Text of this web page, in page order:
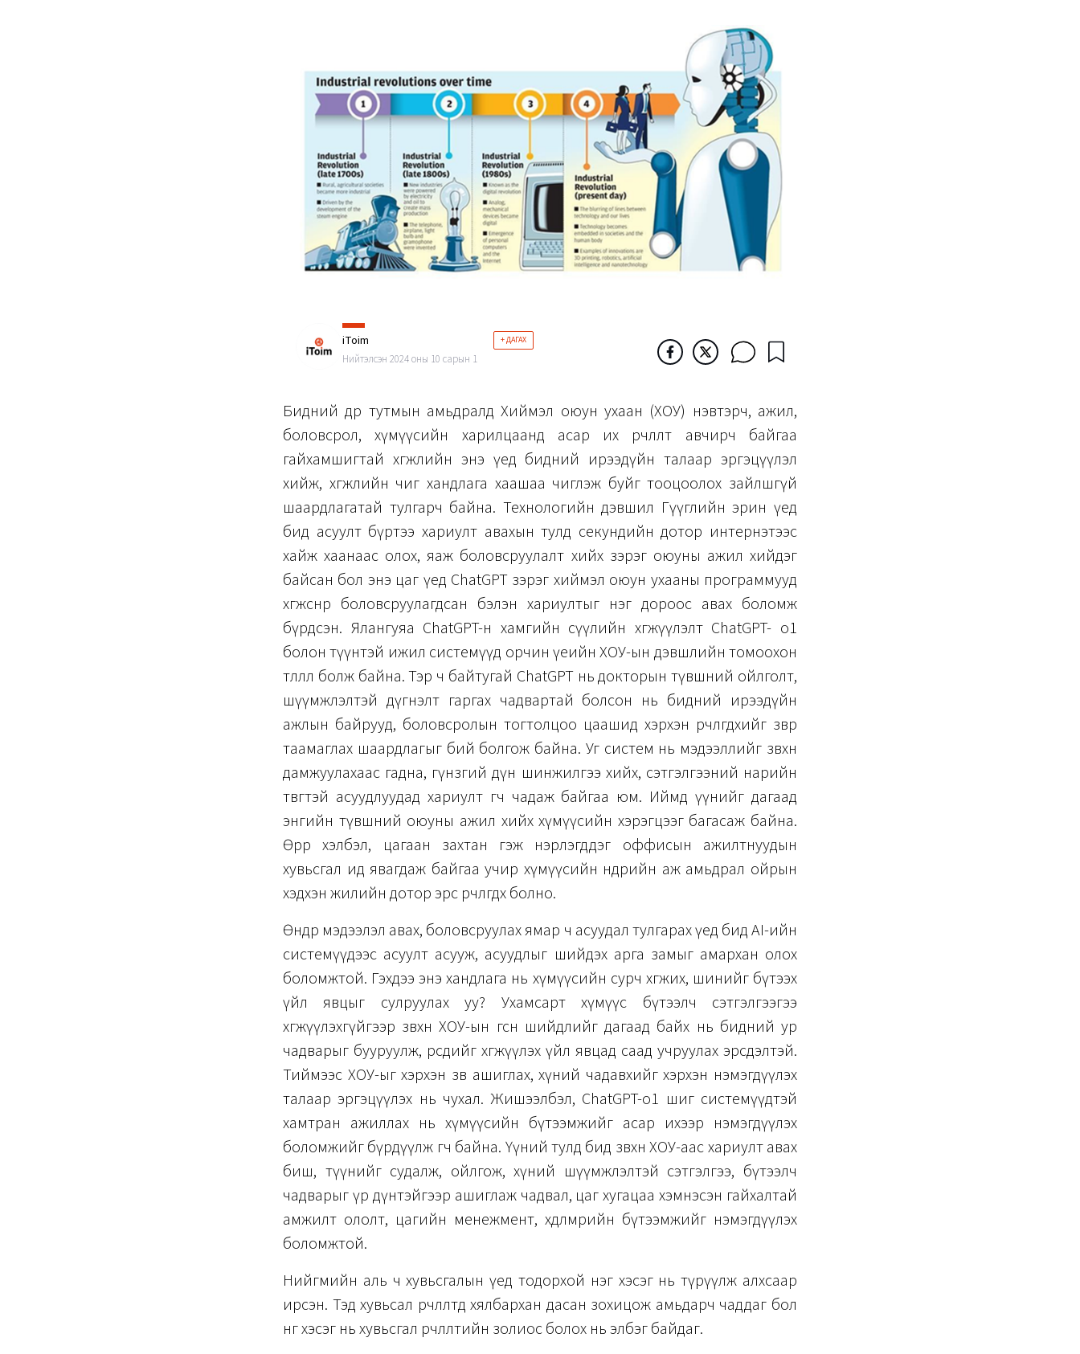
iToim + ДАГАХ
Нийтэлсэн 2024 оны 10 сарын 1
Бидний өдөр тутмын амьдралд Хиймэл оюун ухаан (ХОУ) нэвтэрч, ажил,
боловсрол, хүмүүсийн харилцаанд асар их өөрчлөлт авчирч байгаа
гайхамшигтай хөгжлийн энэ үед бидний ирээдүйн талаар эргэцүүлэл
хийж, хөгжлийн чиг хандлага хаашаа чиглэж буйг тооцоолох зайлшгүй
шаардлагатай тулгарч байна. Технологийн дэвшил Гүүглийн эрин үед
бид асуулт бүртээ хариулт авахын тулд секундийн дотор интернэтээс
хайж хаанаас олох, яаж боловсруулалт хийх зэрэг оюуны ажил хийдэг
байсан бол энэ цаг үед ChatGPT зэрэг хиймэл оюун ухааны программууд
хөгжсөнөөр боловсруулагдсан бэлэн хариултыг нэг дороос авах боломж
бүрдсэн. Ялангуяа ChatGPT-н хамгийн сүүлийн хөгжүүлэлт ChatGPT- o1
болон түүнтэй ижил системүүд орчин үеийн ХОУ-ын дэвшлийн томоохон
төлөөлөл болж байна. Тэр ч байтугай ChatGPT нь докторын түвшний ойлголт,
шүүмжлэлтэй дүгнэлт гаргах чадвартай болсон нь бидний ирээдүйн
ажлын байрууд, боловсролын тогтолцоо цаашид хэрхэн өөрчлөгдөхийг зөвөөр
таамаглах шаардлагыг бий болгож байна. Уг систем нь мэдээллийг зөвхөн
дамжуулахаас гадна, гүнзгий дүн шинжилгээ хийх, сэтгэлгээний нарийн
төвөгтэй асуудлуудад хариулт өгч чадаж байгаа юм. Иймд үүнийг дагаад
энгийн түвшний оюуны ажил хийх хүмүүсийн хэрэгцээг багасаж байна.
Өөрөөр хэлбэл, цагаан захтан гэж нэрлэгддэг оффисын ажилтнуудын
хувьсгал ид явагдаж байгаа учир хүмүүсийн өнөөдрийн аж амьдрал ойрын
хэдхэн жилийн дотор эрс өөрчлөгдөх болно.
Өнөөдөр мэдээлэл авах, боловсруулах ямар ч асуудал тулгарах үед бид AI-ийн
системүүдээс асуулт асууж, асуудлыг шийдэх арга замыг амархан олох
боломжтой. Гэхдээ энэ хандлага нь хүмүүсийн сурч хөгжих, шинийг бүтээх
үйл явцыг сулруулах уу? Ухамсарт хүмүүс бүтээлч сэтгэлгээгээ
хөгжүүлэхгүйгээр зөвхөн ХОУ-ын өгсөн шийдлийг дагаад байх нь бидний ур
чадварыг бууруулж, өөрсдийгөө хөгжүүлэх үйл явцад саад учруулах эрсдэлтэй.
Тиймээс ХОУ-ыг хэрхэн зөв ашиглах, хүний чадавхийг хэрхэн нэмэгдүүлэх
талаар эргэцүүлэх нь чухал. Жишээлбэл, ChatGPT-o1 шиг системүүдтэй
хамтран ажиллах нь хүмүүсийн бүтээмжийг асар ихээр нэмэгдүүлэх
боломжийг бүрдүүлж өгч байна. Үүний тулд бид зөвхөн ХОУ-аас хариулт авах
биш, түүнийг судалж, ойлгож, хүний шүүмжлэлтэй сэтгэлгээ, бүтээлч
чадварыг үр дүнтэйгээр ашиглаж чадвал, цаг хугацаа хэмнэсэн гайхалтай
амжилт ололт, цагийн менежмент, хөдөлмөрийн бүтээмжийг нэмэгдүүлэх
боломжтой.
Нийгмийн аль ч хувьсгалын үед тодорхой нэг хэсэг нь түрүүлж алхсаар
ирсэн. Тэд хувьсал өөрчлөлтөд хялбархан дасан зохицож амьдарч чаддаг бол
нөгөө хэсэг нь хувьсгал өөрчлөлтийн золиос болох нь элбэг байдаг.